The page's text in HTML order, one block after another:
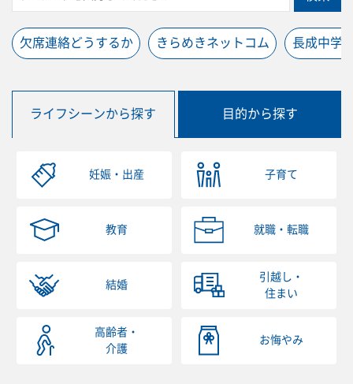
欠席連絡どうするか きらめきネットコム 長成中学
ライフシーンから探す 目的から探す
妊娠・出産 子育て
教育 就職・転職
結婚
引越し・
住まい
高齢者・
介護
お悔やみ